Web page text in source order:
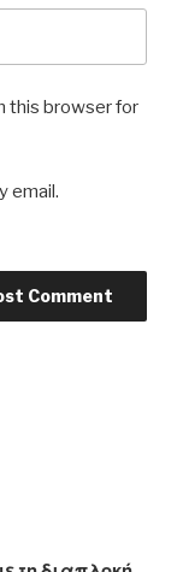
this browser for
email.